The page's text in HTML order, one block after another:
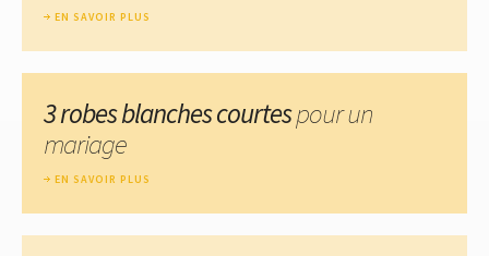
EN SAVOIR PLUS
3 robes blanches courtespour un
mariage
EN SAVOIR PLUS